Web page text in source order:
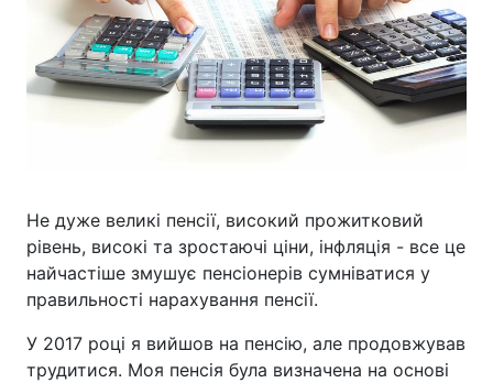
Не дуже великі пенсії, високий прожитковий
рівень, високі та зростаючі ціни, інфляція - все це
найчастіше змушує пенсіонерів сумніватися у
правильності нарахування пенсії.
У 2017 році я вийшов на пенсію, але продовжував
трудитися. Моя пенсія була визначена на основі